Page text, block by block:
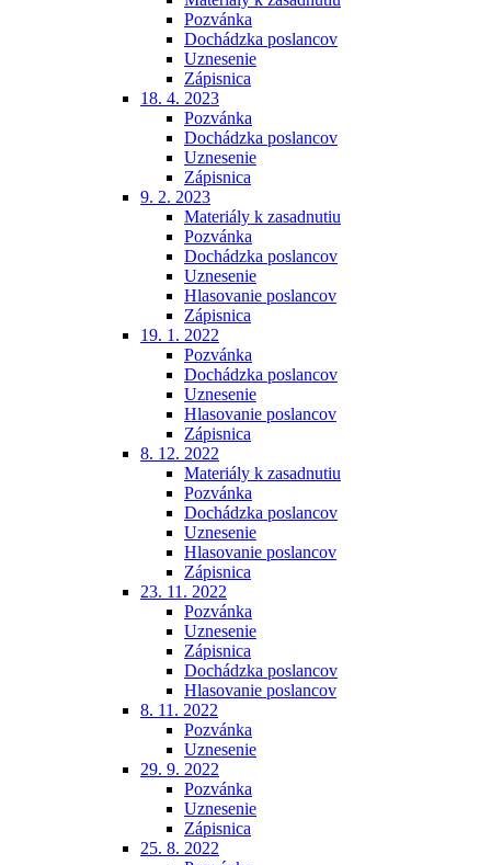
Pozvánka
Dochádzka poslancov
Uznesenie
Zápisnica
18. 4. 2023
Pozvánka
Dochádzka poslancov
Uznesenie
Zápisnica
9. 2. 2023
Materiály k zasadnutiu
Pozvánka
Dochádzka poslancov
Uznesenie
Hlasovanie poslancov
Zápisnica
19. 1. 2022
Pozvánka
Dochádzka poslancov
Uznesenie
Hlasovanie poslancov
Zápisnica
8. 12. 2022
Materiály k zasadnutiu
Pozvánka
Dochádzka poslancov
Uznesenie
Hlasovanie poslancov
Zápisnica
23. 11. 2022
Pozvánka
Uznesenie
Zápisnica
Dochádzka poslancov
Hlasovanie poslancov
8. 11. 2022
Pozvánka
Uznesenie
29. 9. 2022
Pozvánka
Uznesenie
Zápisnica
25. 8. 2022